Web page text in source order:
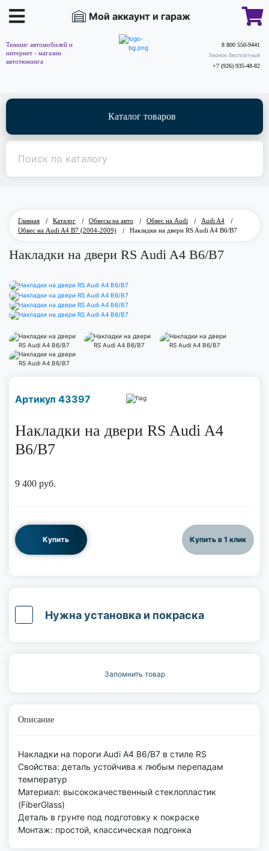
Мой аккаунт и гараж
Тюнинг автомобилей и
интернет - магазин
автотюнинга
8 800 550-9441
Звонок бесплатный
+7 (926) 935-48-82
Каталог товаров
Главная / Каталог / Обвесы на авто / Обвес на Audi / Audi A4
/
Обвес на Audi A4 B7 (2004-2009)
/ Накладки на двери RS Audi A4 B6/B7
Накладки на двери RS Audi A4 B6/B7
Артикул 43397
Накладки на двери RS Audi A4
B6/B7
9 400 руб.
Купить Купить в 1 клик
Нужна установка и покраска
Запомнить товар
Описание
Накладки на пороги Audi A4 B6/B7 в стиле RS
Свойства: деталь устойчива к любым перепадам
температур
Материал: высококачественный стеклопластик
(FiberGlass)
Деталь в грунте под подготовку к покраске
Монтаж: простой, классическая подгонка